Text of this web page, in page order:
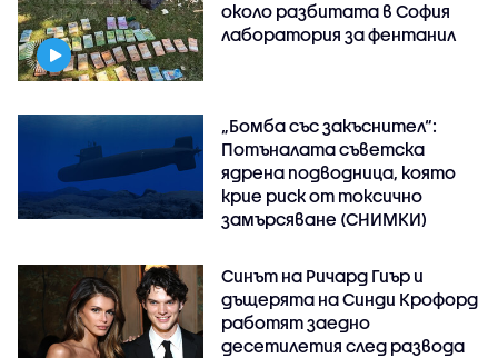
около разбитата в София
лаборатория за фентанил
„Бомба със закъснител“:
Потъналата съветска
ядрена подводница, която
крие риск от токсично
замърсяване (СНИМКИ)
Синът на Ричард Гиър и
дъщерята на Синди Крофорд
работят заедно
десетилетия след развода